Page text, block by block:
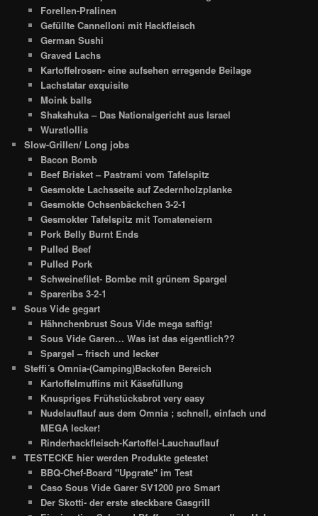
Forellen-Pralinen
Gefüllte Cannelloni mit Hackfleisch
German Sushi
Graved Lachs
Kartoffelrosen- eine aufsehen erregende Beilage
Lachstatar exquisite
Moink balls
Shakshuka – Das Nationalgericht aus Israel
Wurstlollis
Slow-Grillen/ Long jobs
Bacon Bomb
Beef Brisket – Pastrami vom Tafelspitz
Gesmokte Lachsseite auf Zedernholzplanke
Gesmokte Ochsenbäckchen 3-2-1
Gesmokter Tafelspitz mit Tomateneiern
Pork Belly Burnt Ends
Pulled Beef
Pulled Pork
Schweinefilet- Bombe mit grünem Spargel
Spareribs 3-2-1
Sous Vide gegart
Hähnchenbrust Sous Vide mega saftig!
Sous Vide Garen… Was ist das eigentlich??
Spargel – frisch und lecker
Steffi´s Omnia-(Camping)Backofen Bereich
Kartoffelmuffins mit Käsefüllung
Knuspriges Frühstücksbrot very easy
Nudelauflauf aus dem Omnia ; schnell, einfach und
MEGA lecker!
Rinderhackfleisch-Kartoffel-Lauchauflauf
TESTECKE hier werden Produkte getestet
BBQ-Chef-Board "Upgrate" im Test
Caso Sous Vide Garer SV1200 pro Smart
Der Skotti- der erste steckbare Gasgrill